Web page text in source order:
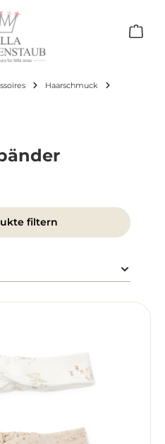
Haarschmuck
filtern